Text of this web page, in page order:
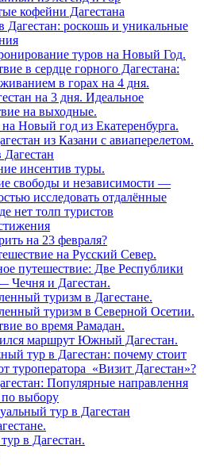
кофейни Дагестана
Дагестан: роскошь и уникальные
туров на Новый Год.
в сердце горного Дагестана:
в горах на 4 дня.
на 3 дня. Идеальное
на выходные.
на Новый год из Екатеренбурга.
из Казани с авиаперелетом.
инсентив туры.
свободы и независимости —
исследовать отдалённые
нет толп туристов
на 23 февраля?
на Русский Север.
путешествие: Две Республики
Чечня и Дагестан.
туризм в Дагестане.
туризм в Северной Осетии.
во время Рамадан.
маршрут Южный Дагестан.
тур в Дагестан: почему стоит
туроператора «Визит Дагестан»?
Популярные направлення
выбору
тур в Дагестан
в Дагестан.